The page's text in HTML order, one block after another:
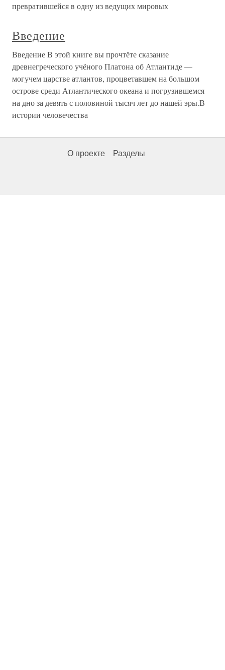
превратившейся в одну из ведущих мировых
Введение
Введение В этой книге вы прочтёте сказание
древнегреческого учёного Платона об Атлантиде —
могучем царстве атлантов, процветавшем на большом
острове среди Атлантического океана и погрузившемся
на дно за девять с половиной тысяч лет до нашей эры.В
истории человечества
О проекте Разделы